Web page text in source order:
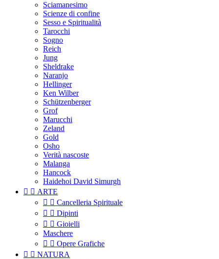
Sciamanesimo
Scienze di confine
Sesso e Spiritualità
Tarocchi
Sogno
Reich
Jung
Sheldrake
Naranjo
Hellinger
Ken Wilber
Schützenberger
Grof
Marucchi
Zeland
Gold
Osho
Verità nascoste
Malanga
Hancock
Haidehoi David Simurgh
  ARTE
  Cancelleria Spirituale
  Dipinti
  Gioielli
Maschere
  Opere Grafiche
  NATURA